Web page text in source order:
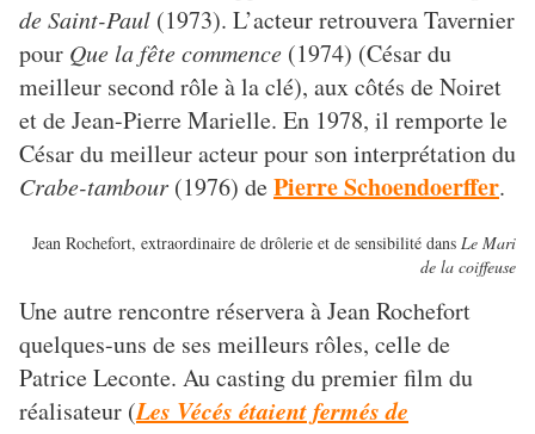
de Saint-Paul (1973). L’acteur retrouvera Tavernier
pour Que la fête commence (1974) (César du
meilleur second rôle à la clé), aux côtés de Noiret
et de Jean-Pierre Marielle. En 1978, il remporte le
César du meilleur acteur pour son interprétation du
Crabe-tambour (1976) dePierre Schoendoerffer.
Jean Rochefort, extraordinaire de drôlerie et de sensibilité dans Le Mari
de la coiffeuse
Une autre rencontre réservera à Jean Rochefort
quelques-uns de ses meilleurs rôles, celle de
Patrice Leconte. Au casting du premier film du
réalisateur (Les Vécés étaient fermés de